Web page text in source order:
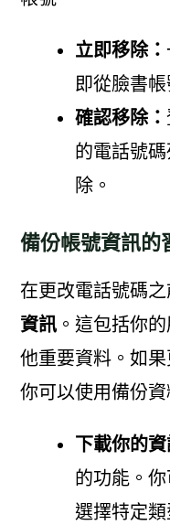
立即移除：
即從臉書
確認移除：
的電話號
除。
備份帳號資訊的
在更改電話號碼之
資訊。這包括你
他重要資料。如
你可以使用備份資
下載你的資
的功能。
選擇特定類